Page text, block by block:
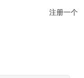
注册一个